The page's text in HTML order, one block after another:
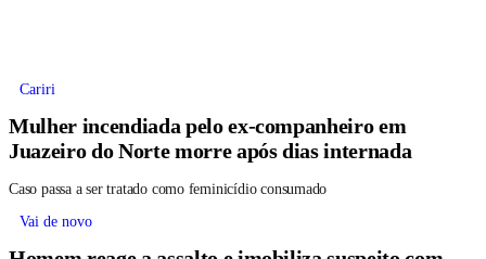
Cariri
Mulher incendiada pelo ex-companheiro em
Juazeiro do Norte morre após dias internada
Caso passa a ser tratado como feminicídio consumado
Vai de novo